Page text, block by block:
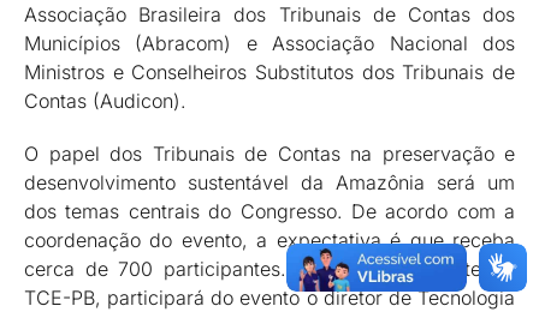
Associação Brasileira dos Tribunais de Contas dos
Municípios (Abracom) e Associação Nacional dos
Ministros e Conselheiros Substitutos dos Tribunais de
Contas (Audicon).
O papel dos Tribunais de Contas na preservação e
desenvolvimento sustentável da Amazônia será um
dos temas centrais do Congresso. De acordo com a
coordenação do evento, a expectativa é que receba
cerca de 700 participantes. Além do presidente do
TCE-PB, participará do evento o diretor de Tecnologia